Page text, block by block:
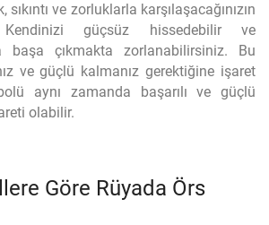
ve zorluklarla karşılaşacağınızın
güçsüz hissedebilir ve
başa çıkmakta zorlanabilirsiniz. Bu
ve güçlü kalmanız gerektiğine işaret
aynı zamanda başarılı ve güçlü
olabilir.
Göre Rüyada Örs